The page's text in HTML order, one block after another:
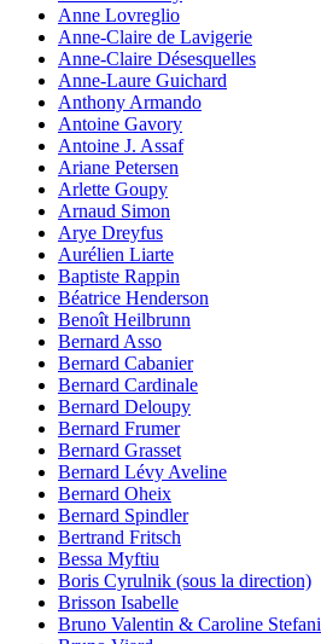
Anne Lovreglio
Anne-Claire de Lavigerie
Anne-Claire Désesquelles
Anne-Laure Guichard
Anthony Armando
Antoine Gavory
Antoine J. Assaf
Ariane Petersen
Arlette Goupy
Arnaud Simon
Arye Dreyfus
Aurélien Liarte
Baptiste Rappin
Béatrice Henderson
Benoît Heilbrunn
Bernard Asso
Bernard Cabanier
Bernard Cardinale
Bernard Deloupy
Bernard Frumer
Bernard Grasset
Bernard Lévy Aveline
Bernard Oheix
Bernard Spindler
Bertrand Fritsch
Bessa Myftiu
Boris Cyrulnik (sous la direction)
Brisson Isabelle
Bruno Valentin & Caroline Stefani